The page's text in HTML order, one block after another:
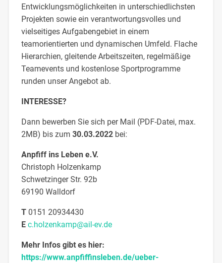
Entwicklungsmöglichkeiten in unterschiedlichsten
Projekten sowie ein verantwortungsvolles und
vielseitiges Aufgabengebiet in einem
teamorientierten und dynamischen Umfeld. Flache
Hierarchien, gleitende Arbeitszeiten, regelmäßige
Teamevents und kostenlose Sportprogramme
runden unser Angebot ab.
INTERESSE?
Dann bewerben Sie sich per Mail (PDF-Datei, max.
2MB) bis zum 30.03.2022bei:
Anpfiff ins Leben e.V.
Christoph Holzenkamp
Schwetzinger Str. 92b
69190 Walldorf
T0151 20934430
E c.holzenkamp@ail-ev.de
Mehr Infos gibt es hier:
https://www.anpfiffinsleben.de/ueber-